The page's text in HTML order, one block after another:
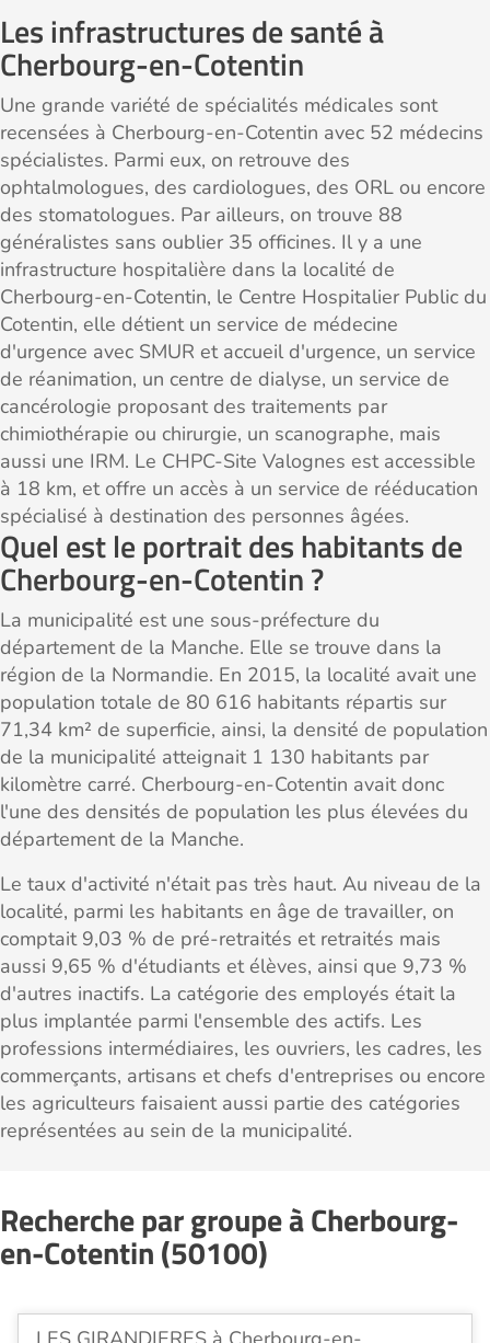
Les infrastructures de santé à
Cherbourg-en-Cotentin
Une grande variété de spécialités médicales sont
recensées à Cherbourg-en-Cotentin avec 52 médecins
spécialistes. Parmi eux, on retrouve des
ophtalmologues, des cardiologues, des ORL ou encore
des stomatologues. Par ailleurs, on trouve 88
généralistes sans oublier 35 officines. Il y a une
infrastructure hospitalière dans la localité de
Cherbourg-en-Cotentin, le Centre Hospitalier Public du
Cotentin, elle détient un service de médecine
d'urgence avec SMUR et accueil d'urgence, un service
de réanimation, un centre de dialyse, un service de
cancérologie proposant des traitements par
chimiothérapie ou chirurgie, un scanographe, mais
aussi une IRM. Le CHPC-Site Valognes est accessible
à 18 km, et offre un accès à un service de rééducation
spécialisé à destination des personnes âgées.
Quel est le portrait des habitants de
Cherbourg-en-Cotentin ?
La municipalité est une sous-préfecture du
département de la Manche. Elle se trouve dans la
région de la Normandie. En 2015, la localité avait une
population totale de 80 616 habitants répartis sur
71,34 km² de superficie, ainsi, la densité de population
de la municipalité atteignait 1 130 habitants par
kilomètre carré. Cherbourg-en-Cotentin avait donc
l'une des densités de population les plus élevées du
département de la Manche.
Le taux d'activité n'était pas très haut. Au niveau de la
localité, parmi les habitants en âge de travailler, on
comptait 9,03 % de pré-retraités et retraités mais
aussi 9,65 % d'étudiants et élèves, ainsi que 9,73 %
d'autres inactifs. La catégorie des employés était la
plus implantée parmi l'ensemble des actifs. Les
professions intermédiaires, les ouvriers, les cadres, les
commerçants, artisans et chefs d'entreprises ou encore
les agriculteurs faisaient aussi partie des catégories
représentées au sein de la municipalité.
Recherche par groupe à Cherbourg-
en-Cotentin (50100)